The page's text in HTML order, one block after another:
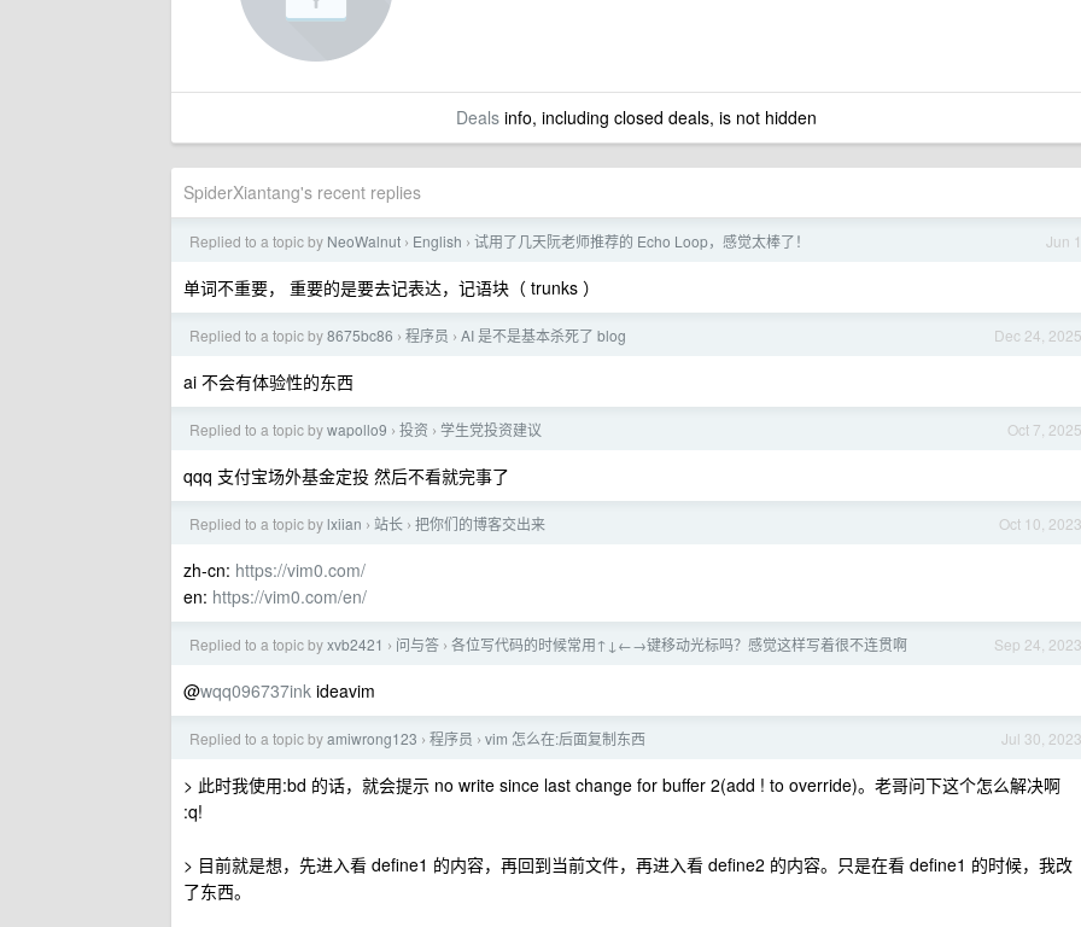
Dealsinfo, including closed deals, is not hidden
SpiderXiantang's recent replies
Jun 1
Replied to a topic by NeoWalnut › English › 试用了几天阮老师推荐的 Echo Loop，感觉太棒了！
单词不重要， 重要的是要去记表达，记语块（ trunks ）
Dec 24, 2025
Replied to a topic by8675bc86 › 程序员 › AI 是不是基本杀死了 blog
ai 不会有体验性的东西
Oct 7, 2025
Replied to a topic bywapollo9 › 投资 › 学生党投资建议
qqq 支付宝场外基金定投 然后不看就完事了
Oct 10, 2023
Replied to a topic by lxiian › 站长 › 把你们的博客交出来
zh-cn: https://vim0.com/
en: https://vim0.com/en/
Sep 24, 2023
Replied to a topic byxvb2421 › 问与答 › 各位写代码的时候常用↑↓←→键移动光标吗？感觉这样写着很不连贯啊
@wqq096737ink ideavim
Jul 30, 2023
Replied to a topic byamiwrong123 › 程序员 › vim 怎么在:后面复制东西
> 此时我使用:bd 的话，就会提示 no write since last change for buffer 2(add ! to override)。老哥问下这个怎么解决啊
:q!
> 目前就是想，先进入看 define1 的内容，再回到当前文件，再进入看 define2 的内容。只是在看 define1 的时候，我改
了东西。